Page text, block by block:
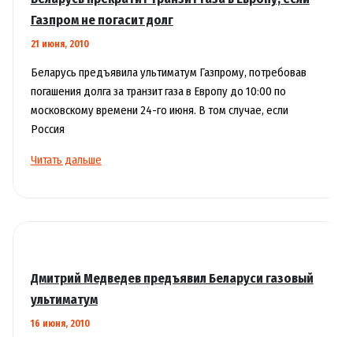
до
1
ноября
Газпром не погасит долг
21 июня, 2010
Беларусь предъявила ультиматум Газпрому, потребовав
погашения долга за транзит газа в Европу до 10:00 по
московскому времени 24-го июня. В том случае, если
Россия
Беларусь
если
не
погасит
Читать дальше
Дмитрий Медведев предъявил Беларуси газовый
ультиматум
16 июня, 2010